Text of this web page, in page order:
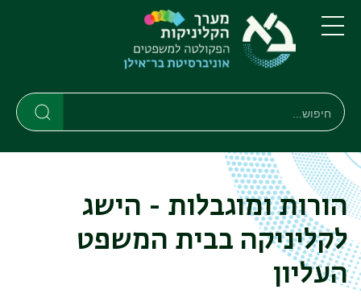
דילוג
לתוכן
העיקרי
דילוג
לתפריט
ניווט
ראשי
תפריט
חיפוש
חיפוש
הורות ומוגבלות - הישג
לקליניקה בבית המשפט
העליון